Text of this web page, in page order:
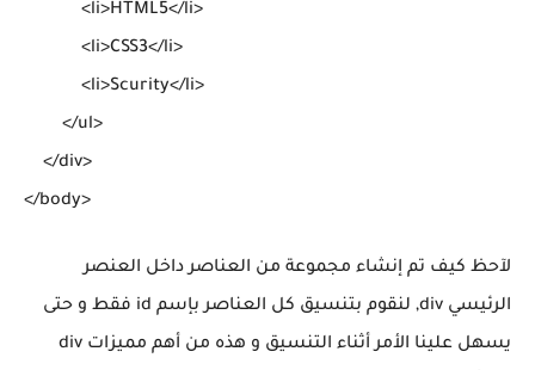
            <li>HTML5</li>
            <li>CSS3</li>
            <li>Scurity</li>
        </ul>
    </div>
لآحظ كيف تم إنشاء مجموعة من العناصر داخل العنصر
الرئيسي div, لنقوم بتنسيق كل العناصر بإسم id فقط و حتى
يسهل علينا الأمر أثناء التنسيق و هذه من أهم مميزات div